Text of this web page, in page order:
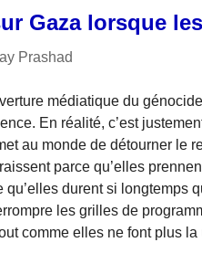
Gaza lorsque
Prashad
médiatique du
En réalité, c’est
au monde de détourner le
parce qu’elles
durent si longtemps
les grilles de
comme elles ne font plus